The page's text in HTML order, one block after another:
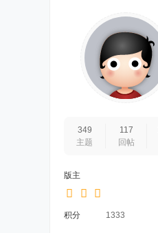
349
主题
117
回帖
版主
积分 1333